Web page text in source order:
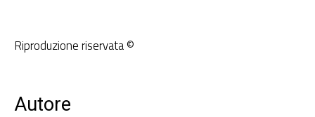
Riproduzione riservata ©
Autore